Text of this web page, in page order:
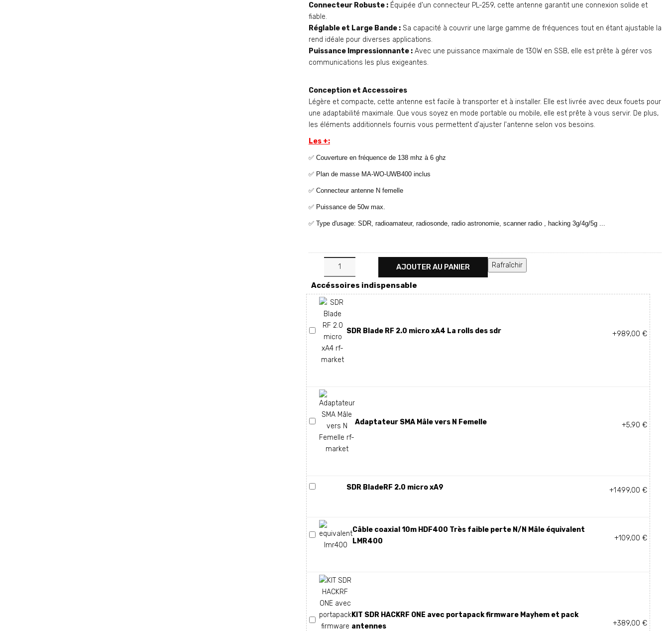
Connecteur Robuste :Équipée d'un connecteur PL-259, cette antenne garantit une connexion solide et
fiable.
Réglable et Large Bande :Sa capacité à couvrir une large gamme de fréquences tout en étant ajustable la
rend idéale pour diverses applications.
Puissance Impressionnante :Avec une puissance maximale de 130W en SSB, elle est prête à gérer vos
communications les plus exigeantes.
Conception et Accessoires
Légère et compacte, cette antenne est facile à transporter et à installer. Elle est livrée avec deux fouets pour
une adaptabilité maximale. Que vous soyez en mode portable ou mobile, elle est prête à vous servir. De plus,
les éléments additionnels fournis vous permettent d'ajuster l'antenne selon vos besoins.
Les +:
✅ Couverture en fréquence de 138 mhz à 6 ghz
✅ Plan de masse MA-WO-UWB400 inclus
✅ Connecteur antenne N femelle
✅ Puissance de 50w max.
✅ Type d'usage: SDR, radioamateur, radiosonde, radio astronomie, scanner radio , hacking 3g/4g/5g ...
AJOUTER AU PANIER
Accéssoires indispensable
SDR Blade RF 2.0 micro xA4 La rolls des sdr +989,00 €
Adaptateur SMA Mâle vers N Femelle +5,90 €
SDR BladeRF 2.0 micro xA9 +1 499,00 €
Câble coaxial 10m HDF400 Très faible perte N/N Mâle équivalent
LMR400
+109,00 €
KIT SDR HACKRF ONE avec portapack firmware Mayhem et pack
antennes
+389,00 €